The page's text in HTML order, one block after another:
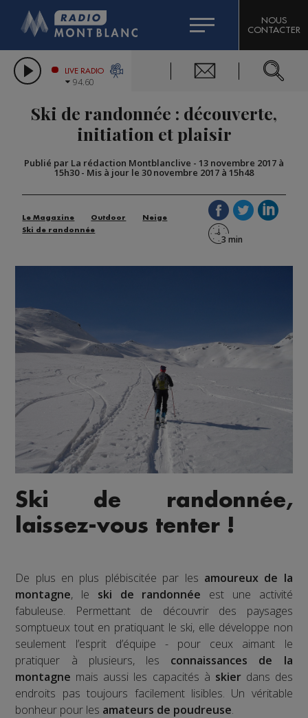
LES CHRONIQUES DE L'EXPERT
CITIZEN MACHINERY
GRAND MASSIF DOMAINES SKIABLES
BIGARD
COMPAGNIE DU MONT-BLANC
NOUS
CONTACTER
LIVE RADIO
94.60
Ski de randonnée : découverte,
initiation et plaisir
Publié par La rédaction Montblanclive - 13 novembre 2017 à
15h30- Mis à jour le 30 novembre 2017 à 15h48
Le Magazine Outdoor
Neige
Ski de randonnée
Ski de randonnée,
laissez-vous tenter !
De plus en plus plébiscitée par les amoureux de la
montagne, le ski de randonnée est une activité
fabuleuse. Permettant de découvrir des paysages
somptueux tout en pratiquant le ski, elle développe non
seulement l’esprit d’équipe - pour ceux aimant le
pratiquer à plusieurs, les connaissances de la
montagne mais aussi les capacités à skierdans des
endroits pas toujours facilement lisibles. Un véritable
bonheur pour les amateurs de poudreuse.